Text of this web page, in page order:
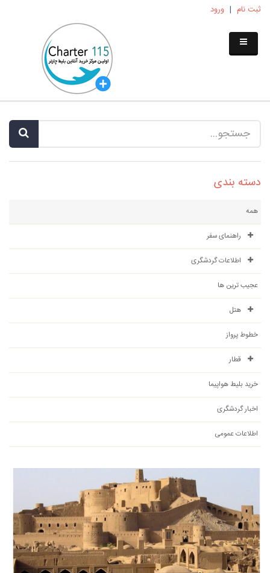
ثبت نام | ورود
دسته بندی
همه
راهنمای سفر
اطلاعات گردشگری
عجیب ترین ها
هتل
خطوط پرواز
قطار
خرید بلیط هواپیما
اخبار گردشگری
اطلاعات عمومی